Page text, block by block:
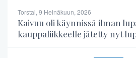
Torstai, 9 Heinäkuun, 2026
Kaivuu oli käynnissä ilman
kauppaliikkeelle jätetty nyt